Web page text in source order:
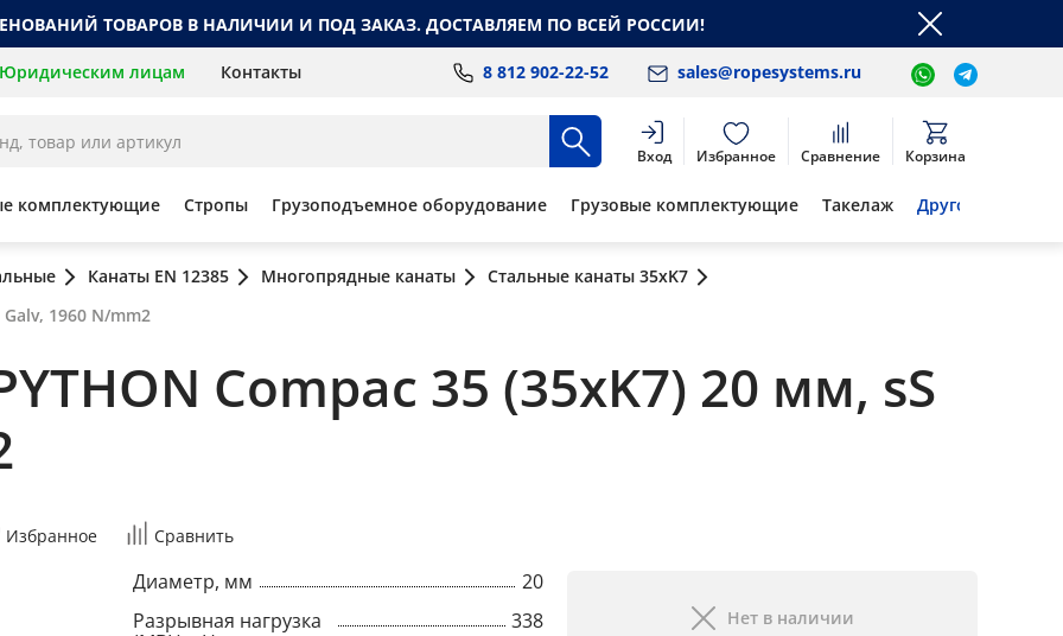
ТОВАРОВ В НАЛИЧИИ И ПОД ЗАКАЗ. ДОСТАВЛЯЕМ ПО ВСЕЙ РОССИИ!
Юридическим лицам Контакты 8 812 902-22-52 sales@ropesystems.ru
Вход Избранное Сравнение Корзина
комплектующие Стропы Грузоподъемное оборудование Грузовые комплектующие Такелаж Другое
Канаты EN 12385 Многопрядные канаты
Стальные канаты 35xK7
1960 N/mm2
Compac 35 (35xK7) 20 мм, sS
Избранное Сравнить
Диаметр, мм
20
Разрывная нагрузка
338 Нет в наличии